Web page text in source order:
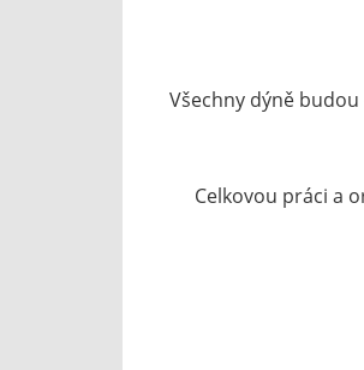
Všechny dýně
Celkovou práci a